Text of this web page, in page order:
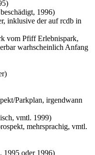
1996)
inklusive der auf rcdb in
vom Pfiff Erlebnispark,
warhscheinlich Anfang
Parkplan, irgendwann
vmtl. 1999)
mehrsprachig, vmtl.
1995 oder 1996)